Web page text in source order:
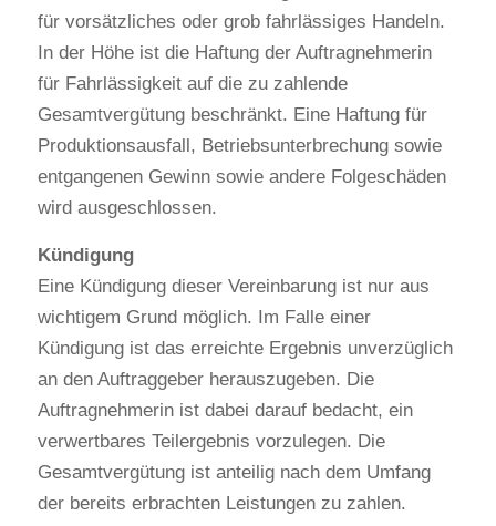
für vorsätzliches oder grob fahrlässiges Handeln.
In der Höhe ist die Haftung der Auftragnehmerin
für Fahrlässigkeit auf die zu zahlende
Gesamtvergütung beschränkt. Eine Haftung für
Produktionsausfall, Betriebsunterbrechung sowie
entgangenen Gewinn sowie andere Folgeschäden
wird ausgeschlossen.
Kündigung
Eine Kündigung dieser Vereinbarung ist nur aus
wichtigem Grund möglich. Im Falle einer
Kündigung ist das erreichte Ergebnis unverzüglich
an den Auftraggeber herauszugeben. Die
Auftragnehmerin ist dabei darauf bedacht, ein
verwertbares Teilergebnis vorzulegen. Die
Gesamtvergütung ist anteilig nach dem Umfang
der bereits erbrachten Leistungen zu zahlen.